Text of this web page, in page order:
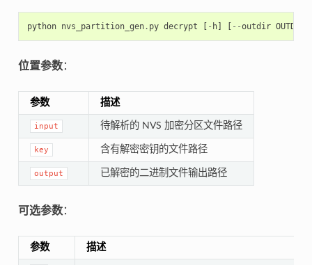
python nvs_partition_gen. py decrypt [ - h] [ --outdir OUTDIR
位置参数：
参数 描述
input 待解析的 NVS 加密分区文件路径
key 含有解密密钥的文件路径
output 已解密的二进制文件输出路径
可选参数：
参数 描述